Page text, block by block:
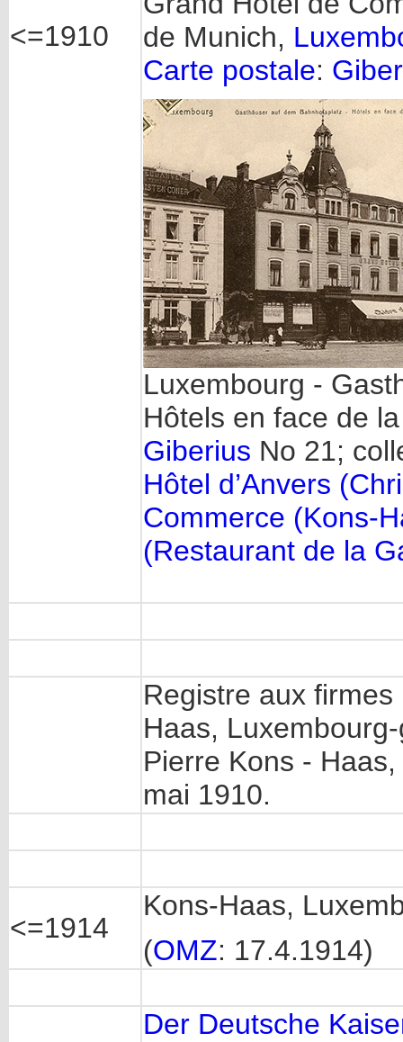
<=1910
de Munich,
Carte postale:
Luxembourg -
Hôtels en face de
Giberius No 21;
Hôtel d’Anvers
Commerce (Kons-
(Restaurant de la
Registre aux
Haas,
Pierre Kons -
mai 1910.
<=1914
Kons-Haas,
(OMZ: 17.4.1914)
Der Deutsche